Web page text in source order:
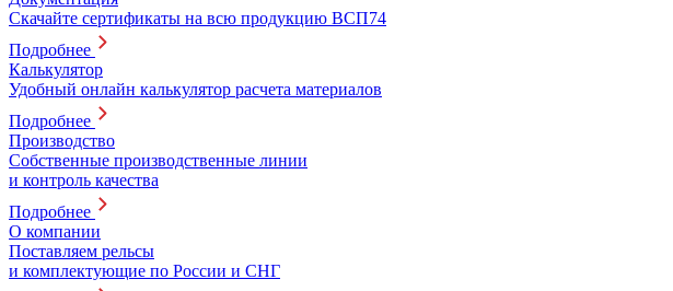
Скачайте сертификаты на всю продукцию ВСП74
Подробнее
Калькулятор
Удобный онлайн калькулятор расчета материалов
Подробнее
Производство
Собственные производственные линии
и контроль качества
Подробнее
О компании
Поставляем рельсы
и комплектующие по России и СНГ